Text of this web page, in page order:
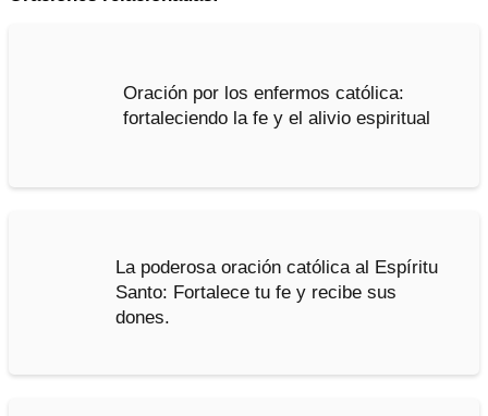
Oración por los enfermos católica:
fortaleciendo la fe y el alivio espiritual
La poderosa oración católica al Espíritu
Santo: Fortalece tu fe y recibe sus
dones.